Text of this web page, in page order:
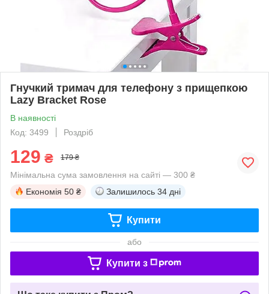
Гнучкий тримач для телефону з прищепкою
Lazy Bracket Rose
В наявності
Код: 3499
Роздріб
129 ₴ 179 ₴
Мінімальна сума замовлення на сайті — 300 ₴
Економія 50 ₴ Залишилось 34 дні
Купити
або
Купити з